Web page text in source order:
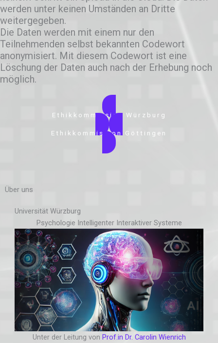
werden unter keinen Umständen an Dritte
weitergegeben.
Die Daten werden mit einem nur den
Teilnehmenden selbst bekannten Codewort
anonymisiert. Mit diesem Codewort ist eine
Löschung der Daten auch nach der Erhebung noch
möglich.
Ethikkommission Würzburg
Ethikkommission Göttingen
Über uns
Universität Würzburg
Psychologie Intelligenter Interaktiver Systeme
Unter der Leitung von Prof.in Dr. Carolin Wienrich